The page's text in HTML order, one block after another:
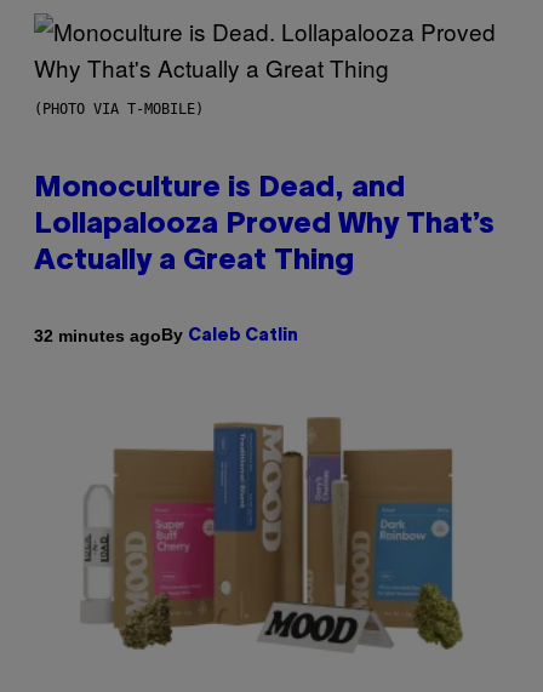
(PHOTO VIA T-MOBILE)
Monoculture is Dead, and
Lollapalooza Proved Why That’s
Actually a Great Thing
32 minutes agoBy Caleb Catlin